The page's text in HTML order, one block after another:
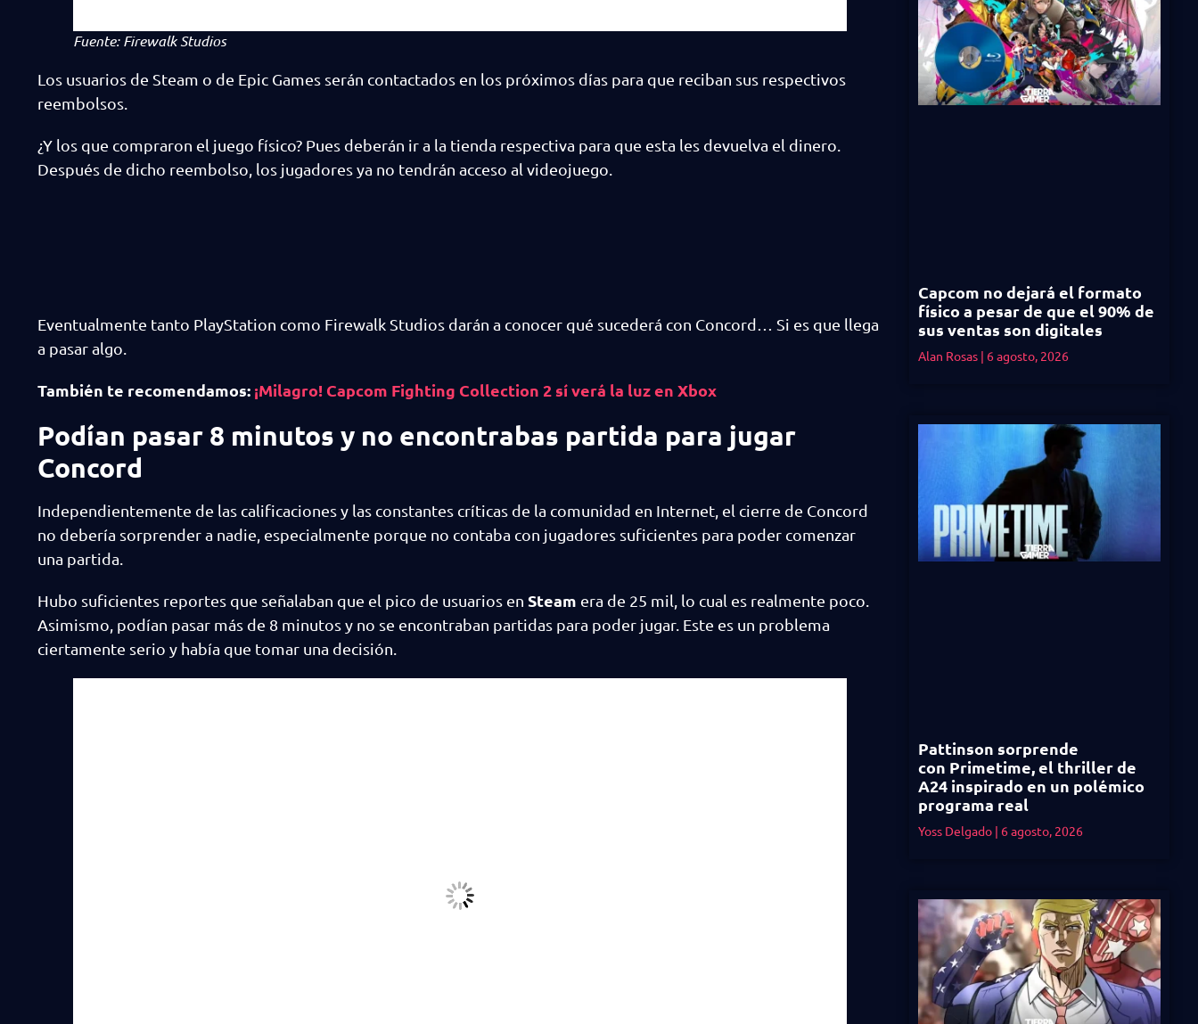
Fuente: Firewalk Studios
Los usuarios de Steam o de Epic Games serán contactados en los próximos días para que reciban sus respectivos
reembolsos.
¿Y los que compraron el juego físico? Pues deberán ir a la tienda respectiva para que esta les devuelva el dinero.
Después de dicho reembolso, los jugadores ya no tendrán acceso al videojuego.
Eventualmente tanto PlayStation como Firewalk Studios darán a conocer qué sucederá con Concord… Si es que llega
a pasar algo.
También te recomendamos: ¡Milagro! Capcom Fighting Collection 2 sí verá la luz en Xbox
Podían pasar 8 minutos y no encontrabas partida para jugar
Concord
Independientemente de las calificaciones y las constantes críticas de la comunidad en Internet, el cierre de Concord
no debería sorprender a nadie, especialmente porque no contaba con jugadores suficientes para poder comenzar
una partida.
Hubo suficientes reportes que señalaban que el pico de usuarios en Steam era de 25 mil, lo cual es realmente poco.
Asimismo, podían pasar más de 8 minutos y no se encontraban partidas para poder jugar. Este es un problema
ciertamente serio y había que tomar una decisión.
Capcom no dejará el formato
físico a pesar de que el 90% de
sus ventas son digitales
Alan Rosas 6 agosto, 2026
Pattinson sorprende
con Primetime, el thriller de
A24 inspirado en un polémico
programa real
Yoss Delgado 6 agosto, 2026